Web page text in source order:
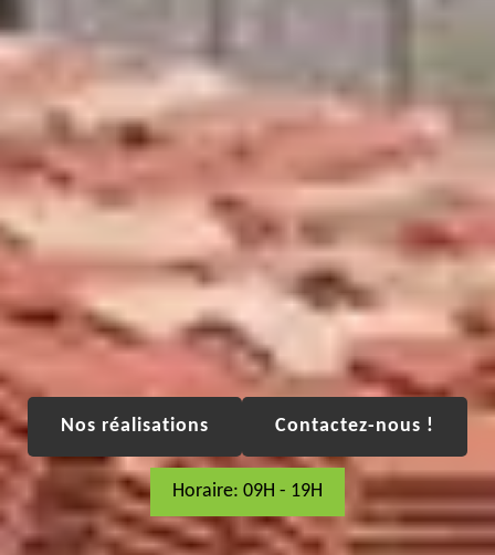
Nos réalisations Contactez-nous !
Horaire: 09H - 19H